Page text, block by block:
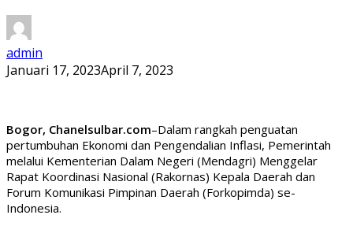
admin
Januari 17, 2023April 7, 2023
Bogor, Chanelsulbar.com–Dalam rangkah penguatan
pertumbuhan Ekonomi dan Pengendalian Inflasi, Pemerintah
melalui Kementerian Dalam Negeri (Mendagri) Menggelar
Rapat Koordinasi Nasional (Rakornas) Kepala Daerah dan
Forum Komunikasi Pimpinan Daerah (Forkopimda) se-
Indonesia.